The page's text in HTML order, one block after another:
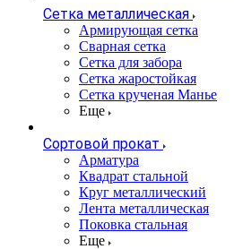
Сетка металлическая
Армирующая сетка
Сварная сетка
Сетка для забора
Сетка жаростойкая
Сетка крученая Манье
Еще
Сортовой прокат
Арматура
Квадрат стальной
Круг металлический
Лента металлическая
Поковка стальная
Еще